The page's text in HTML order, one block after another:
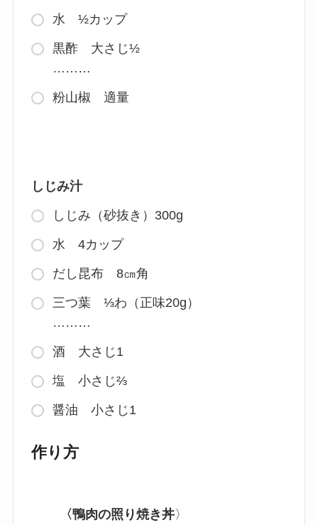
水 ½カップ
黒酢 大さじ½
………
粉山椒 適量
しじみ汁
しじみ（砂抜き）300g
水 4カップ
だし昆布 8㎝角
三つ葉 ⅓わ（正味20g）
………
酒 大さじ1
塩 小さじ⅔
醤油 小さじ1
作り方
〈鴨肉の照り焼き丼〉